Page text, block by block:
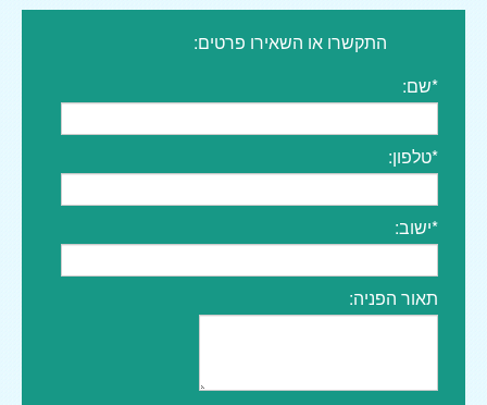
התקשרו או השאירו פרטים:
*שם:
*טלפון:
*ישוב:
תאור הפניה: